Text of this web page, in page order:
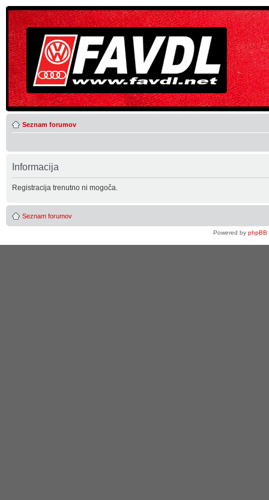
Seznam forumov
Informacija
Registracija trenutno ni mogoča.
Seznam forumov
Powered byphpBB